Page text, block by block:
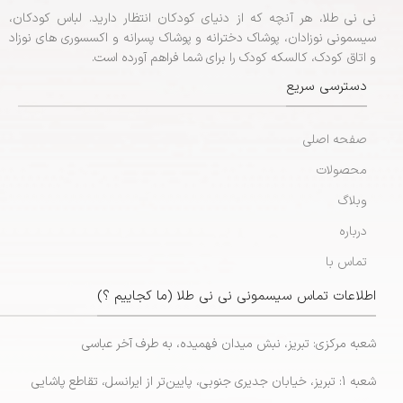
نی نی طلا، هر آنچه که از دنیای کودکان انتظار دارید. لباس کودکان،
سیسمونی نوزادان، پوشاک دخترانه و پوشاک پسرانه و اکسسوری های نوزاد
و اتاق کودک، کالسکه کودک را برای شما فراهم آورده است.
دسترسی سریع
صفحه اصلی
محصولات
وبلاگ
درباره
تماس با
اطلاعات تماس سیسمونی نی نی طلا (ما کجاییم ؟)
شعبه مرکزی: تبریز، نبش میدان فهمیده، به طرف آخر عباسی
شعبه 1: تبریز، خیابان جدیری جنوبی، پایین‌تر از ایرانسل، تقاطع پاشایی